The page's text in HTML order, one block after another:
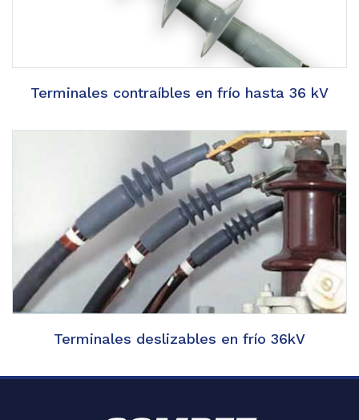
Terminales contraíbles en frío hasta 36 kV
Terminales deslizables en frío 36kV